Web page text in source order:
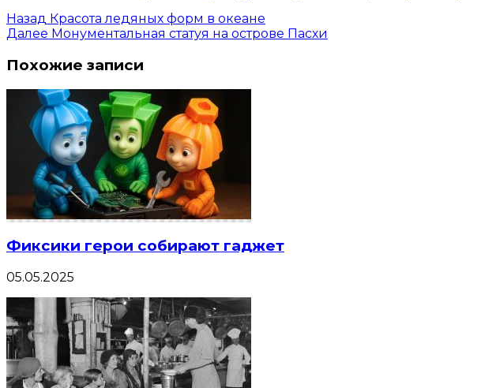
Назад Красота ледяных форм в океане
Далее Монументальная статуя на острове Пасхи
Похожие записи
Фиксики герои собирают гаджет
05.05.2025